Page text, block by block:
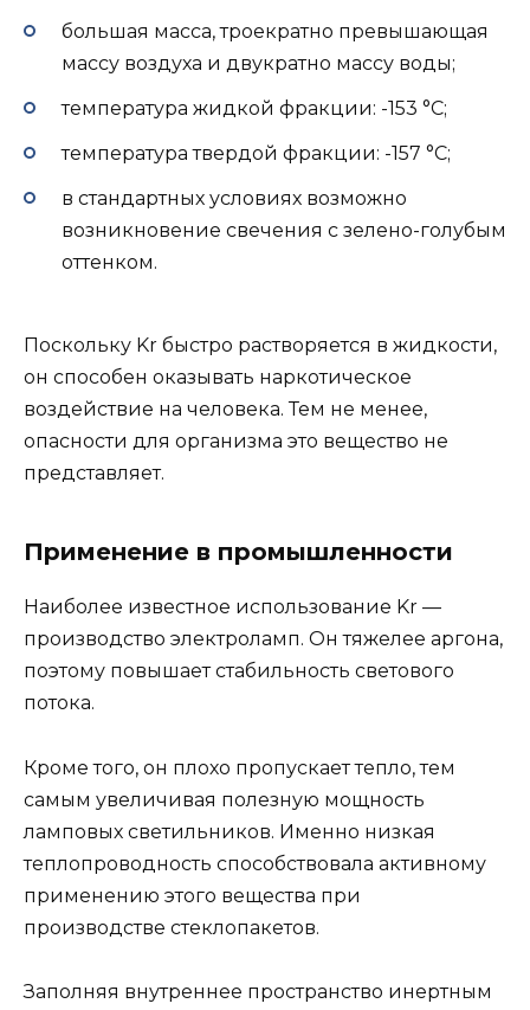
большая масса, троекратно превышающая
массу воздуха и двукратно массу воды;
температура жидкой фракции: -153 °C;
температура твердой фракции: -157 °C;
в стандартных условиях возможно
возникновение свечения с зелено-голубым
оттенком.
Поскольку Kr быстро растворяется в жидкости,
он способен оказывать наркотическое
воздействие на человека. Тем не менее,
опасности для организма это вещество не
представляет.
Применение в промышленности
Наиболее известное использование Kr —
производство электроламп. Он тяжелее аргона,
поэтому повышает стабильность светового
потока.
Кроме того, он плохо пропускает тепло, тем
самым увеличивая полезную мощность
ламповых светильников. Именно низкая
теплопроводность способствовала активному
применению этого вещества при
производстве стеклопакетов.
Заполняя внутреннее пространство инертным